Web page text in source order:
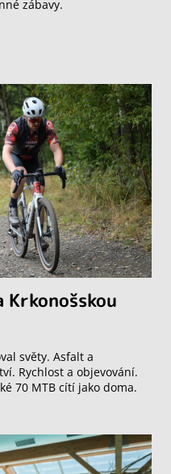
zábavy.
světy. Asfalt a
Rychlost a objevování.
70 MTB cítí jako doma.